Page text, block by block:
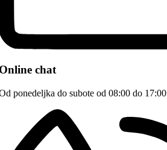
chat
ponedeljka do subote od 08:00 do 17:00